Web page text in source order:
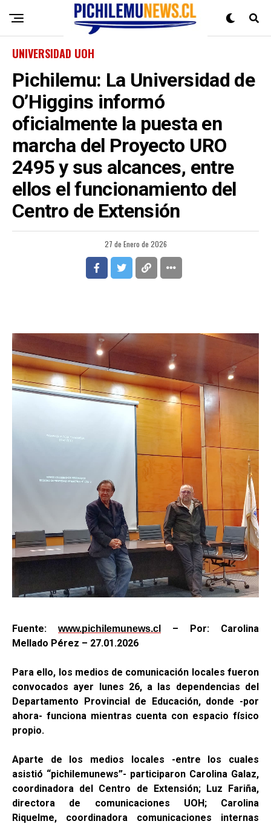
UNIVERSIDAD UOH
Pichilemu: La Universidad de
O’Higgins informó
oficialmente la puesta en
marcha del Proyecto URO
2495 y sus alcances, entre
ellos el funcionamiento del
Centro de Extensión
27 de Enero de 2026
Fuente: www.pichilemunews.cl
– Por: Carolina
Mellado Pérez – 27.01.2026
Para ello, los medios de comunicación locales fueron
convocados ayer lunes 26, a las dependencias del
Departamento Provincial de Educación, donde -por
ahora- funciona mientras cuenta con espacio físico
propio.
Aparte de los medios locales -entre los cuales
asistió “pichilemunews”- participaron Carolina Galaz,
coordinadora del Centro de Extensión; Luz Fariña,
directora de comunicaciones UOH;
Carolina
Riquelme, coordinadora comunicaciones internas